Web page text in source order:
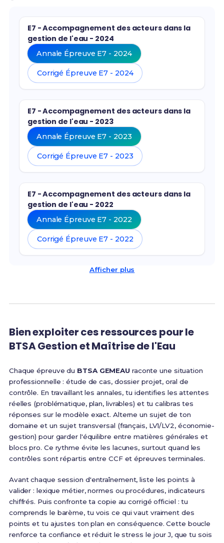
E7 - Accompagnement des acteurs dans la
gestion de l'eau - 2024
Annale Épreuve E7 - 2024
Corrigé Épreuve E7 - 2024
E7 - Accompagnement des acteurs dans la
gestion de l'eau - 2023
Annale Épreuve E7 - 2023
Corrigé Épreuve E7 - 2023
E7 - Accompagnement des acteurs dans la
gestion de l'eau - 2022
Annale Épreuve E7 - 2022
Corrigé Épreuve E7 - 2022
Afficher plus
Bien exploiter ces ressources pour le
BTSA Gestion et Maîtrise de l'Eau
Chaque épreuve du BTSA GEMEAU raconte une situation
professionnelle : étude de cas, dossier projet, oral de
contrôle. En travaillant les annales, tu identifies les attentes
réelles (problématique, plan, livrables) et tu calibras tes
réponses sur le modèle exact. Alterne un sujet de ton
domaine et un sujet transversal (français, LV1/LV2, économie-
gestion) pour garder l'équilibre entre matières générales et
blocs pro. Ce rythme évite les lacunes, surtout quand les
contrôles sont répartis entre CCF et épreuves terminales.
Avant chaque session d'entraînement, liste les points à
valider : lexique métier, normes ou procédures, indicateurs
chiffrés. Puis confronte ta copie au corrigé officiel : tu
comprends le barème, tu vois ce qui vaut vraiment des
points et tu ajustes ton plan en conséquence. Cette boucle
renforce ta confiance et réduit le stress le jour J, que tu sois